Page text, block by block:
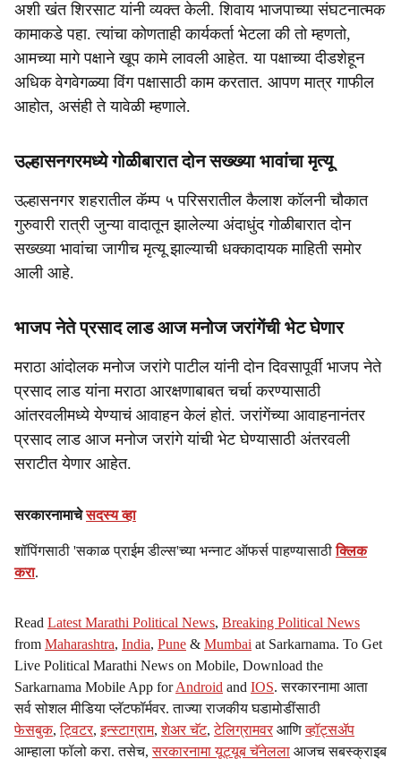
अशी खंत शिरसाट यांनी व्यक्त केली. शिवाय भाजपाच्या संघटनात्मक
कामाकडे पहा. त्यांचा कोणताही कार्यकर्ता भेटला की तो म्हणतो,
आमच्या मागे पक्षाने खूप कामे लावली आहेत. या पक्षाच्या दीडशेहून
अधिक वेगवेगळ्या विंग पक्षासाठी काम करतात. आपण मात्र गाफील
आहोत, असंही ते यावेळी म्हणाले.
उल्हासनगरमध्ये गोळीबारात दोन सख्ख्या भावांचा मृत्यू
उल्हासनगर शहरातील कॅम्प ५ परिसरातील कैलाश कॉलनी चौकात
गुरुवारी रात्री जुन्या वादातून झालेल्या अंदाधुंद गोळीबारात दोन
सख्ख्या भावांचा जागीच मृत्यू झाल्याची धक्कादायक माहिती समोर
आली आहे.
भाजप नेते प्रसाद लाड आज मनोज जरांगेंची भेट घेणार
मराठा आंदोलक मनोज जरांगे पाटील यांनी दोन दिवसापूर्वी भाजप नेते
प्रसाद लाड यांना मराठा आरक्षणाबाबत चर्चा करण्यासाठी
आंतरवलीमध्ये येण्याचं आवाहन केलं होतं. जरांगेंच्या आवाहनानंतर
प्रसाद लाड आज मनोज जरांगे यांची भेट घेण्यासाठी अंतरवली
सराटीत येणार आहेत.
सरकारनामाचेसदस्य व्हा
शॉपिंगसाठी 'सकाळ प्राईम डील्स'च्या भन्नाट ऑफर्स पाहण्यासाठीक्लिक
करा.
Read Latest Marathi Political News, Breaking Political News
from Maharashtra, India, Pune & Mumbai at Sarkarnama. To Get
Live Political Marathi News on Mobile, Download the
Sarkarnama Mobile App forAndroid and IOS. सरकारनामा आता
सर्व सोशल मीडिया प्लॅटफॉर्मवर. ताज्या राजकीय घडामोडींसाठी
फेसबुक,ट्विटर,इन्स्टाग्राम,शेअर चॅट,टेलिग्रामवर आणिव्हॉट्सॲप
आम्हाला फॉलो करा. तसेच,सरकारनामा यूट्यूब चॅनेलला आजच सबस्क्राइब